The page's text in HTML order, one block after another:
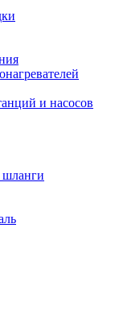
и насосов
шланги